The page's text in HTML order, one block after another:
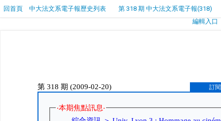
回首頁 中大法文系電子報歷史列表
第 318 期 中大法文系電子報(318)
編輯入口